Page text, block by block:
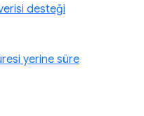
desteği
yerine süre